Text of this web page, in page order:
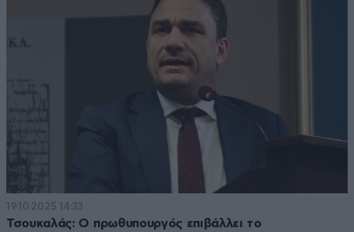
19·10·2025 14:33
Τσουκαλάς: Ο πρωθυπουργός επιβάλλει το